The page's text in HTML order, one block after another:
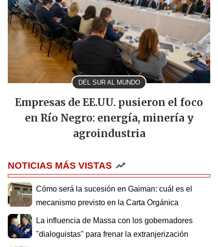
DEL SUR AL MUNDO
Empresas de EE.UU. pusieron el foco
en Río Negro: energía, minería y
agroindustria
NOTICIAS MÁS VISTAS
Cómo será la sucesión en Gaiman: cuál es el
mecanismo previsto en la Carta Orgánica
La influencia de Massa con los gobernadores
"dialoguistas" para frenar la extranjerización